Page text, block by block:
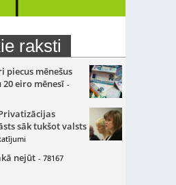
raksti
piecus mēnešus
eiro mēnesī -
sāk tukšot valsts
nejūt - 78167